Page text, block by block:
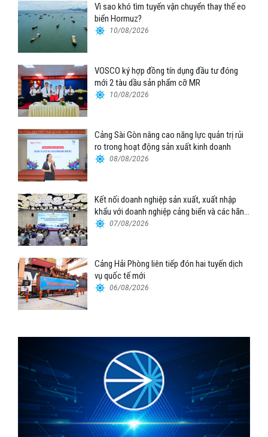
Vì sao khó tìm tuyến vận chuyển thay thế eo
biển Hormuz?
10/08/2026
VOSCO ký hợp đồng tín dụng đầu tư đóng
mới 2 tàu dầu sản phẩm cỡ MR
10/08/2026
Cảng Sài Gòn nâng cao năng lực quản trị rủi
ro trong hoạt động sản xuất kinh doanh
08/08/2026
Kết nối doanh nghiệp sản xuất, xuất nhập
khẩu với doanh nghiệp cảng biển và các hãng
tàu 07/08/2026
Cảng Hải Phòng liên tiếp đón hai tuyến dịch
vụ quốc tế mới
06/08/2026